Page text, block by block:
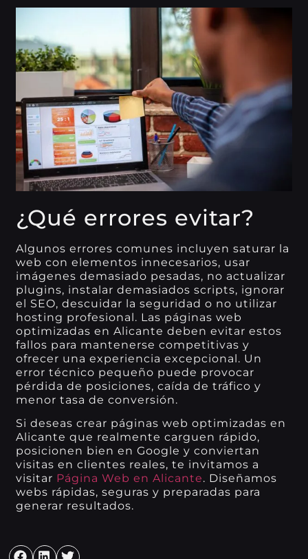
¿Qué errores evitar?
Algunos errores comunes incluyen saturar la
web con elementos innecesarios, usar
imágenes demasiado pesadas, no actualizar
plugins, instalar demasiados scripts, ignorar
el SEO, descuidar la seguridad o no utilizar
hosting profesional. Las páginas web
optimizadas en Alicante deben evitar estos
fallos para mantenerse competitivas y
ofrecer una experiencia excepcional. Un
error técnico pequeño puede provocar
pérdida de posiciones, caída de tráfico y
menor tasa de conversión.
Si deseas crear páginas web optimizadas en
Alicante que realmente carguen rápido,
posicionen bien en Google y conviertan
visitas en clientes reales, te invitamos a
visitar Página Web en Alicante. Diseñamos
webs rápidas, seguras y preparadas para
generar resultados.